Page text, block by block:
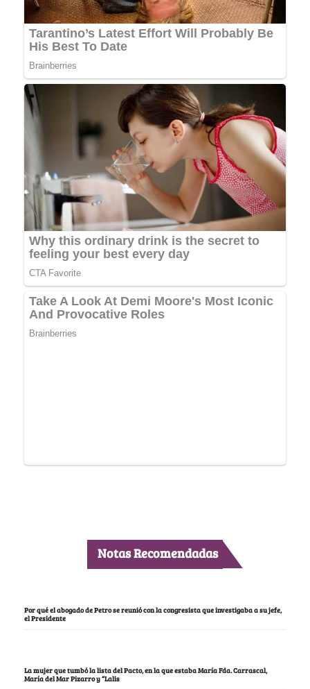
Notas Recomendadas
Por qué el abogado de Petro se reunió con la congresista que investigaba a su jefe,
el Presidente
La mujer que tumbó la lista del Pacto, en la que estaba María Fda. Carrascal,
María del Mar Pizarro y “Lalis